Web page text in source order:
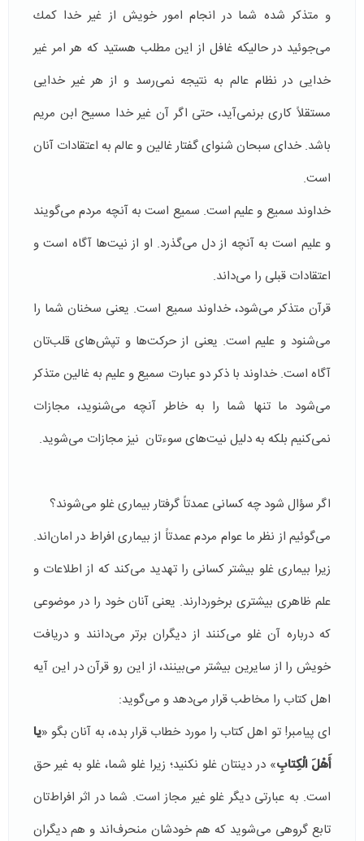
و متذكر شده شما در انجام امور خویش از غیر خدا كمك
می‌جوئید در حالیكه غافل از این مطلب هستید كه هر امر غیر
خدایی در نظام عالم به نتیجه نمی‌رسد و از هر غیر خدایی
مستقلاً كاری برنمی‌آید، حتی اگر آن غیر خدا مسیح ابن مریم
باشد. خدای سبحان شنوای گفتار غالین و عالم به اعتقادات آنان
است.
خداوند سمیع و علیم است. سمیع است به آنچه مردم می‌گویند
و علیم است به آنچه از دل می‌گذرد. او از نیت‌‌‌‌‌‌‌‌‌‌‌ها آگاه است و
اعتقادات قبلی را می‌داند.
قرآن متذكر می‌شود، خداوند سمیع است. یعنی سخنان شما را
می‌شنود و علیم است. یعنی از حركت‌ها و تپش‌های قلب‌تان
آگاه است. خداوند با ذكر دو عبارت سمیع و علیم به غالین متذكر
می‌شود ما تنها شما را به خاطر آنچه می‌شنوید، مجازات
نمی‌كنیم بلكه به دلیل نیت‌های سوء‌تان نیز مجازات می‌شوید.
اگر سؤال شود چه كسانی عمدتاً گرفتار بیماری غلو می‌شوند؟
می‌گوئیم از نظر ما عوام مردم عمدتاً از بیماری افراط در امان‌‌اند.
زیرا بیماری غلو بیشتر كسانی را تهدید می‌كند كه از اطلاعات و
علم ظاهری بیشتری برخوردارند. یعنی آنان خود را در موضوعی
كه درباره آن غلو می‌كنند از دیگران برتر می‌دانند و دریافت
خویش را از سایرین بیشتر می‌بینند، از این رو قرآن در این آیه
اهل كتاب را مخاطب قرار می‌دهد و می‌گوید:
ای پیامبر! تو اهل كتاب را مورد خطاب قرار بده، به آنان بگو «یا
أَهْلَ الْكِتابِ» در دینتان غلو نكنید؛ زیرا غلو شما، غلو به غیر حق
است. به عبارتی دیگر غلو غیر مجاز است. شما در اثر افراط‌تان
تابع گروهی می‌شوید كه هم خودشان منحرف‌اند و هم دیگران